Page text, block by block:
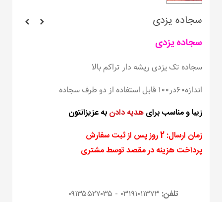
سجاده یزدی
سجاده یزدی
سجاده تک یزدی ریشه دار تراکم بالا
اندازه۶۰در۱۰۰
قابل استفاده از دو طرف سجاده
زیبا و مناسب برایهدیه دادنبه عزیزانتون
زمان ارسال: 2 روز پس از ثبت سفارش
پرداخت هزینه در مقصد توسط مشتری
تلفن: ۰۳۱۹۱۰۱۱۳۷۳ - ۰۹۱۳۵۵۲۷۰۳۵